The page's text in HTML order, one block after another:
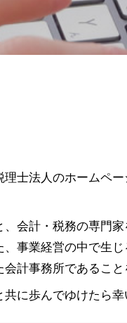
補助金
補助金
日本政
事業
株式
資本金
日本
株式
自己資
資金 調
士法人のホームペ
会計・税務の専門
事業経営の中で生
計事務所であること
に歩んでゆけたら幸